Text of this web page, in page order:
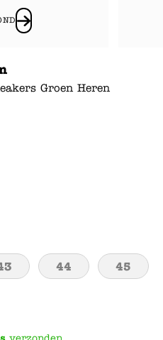
Groen Heren
44 45